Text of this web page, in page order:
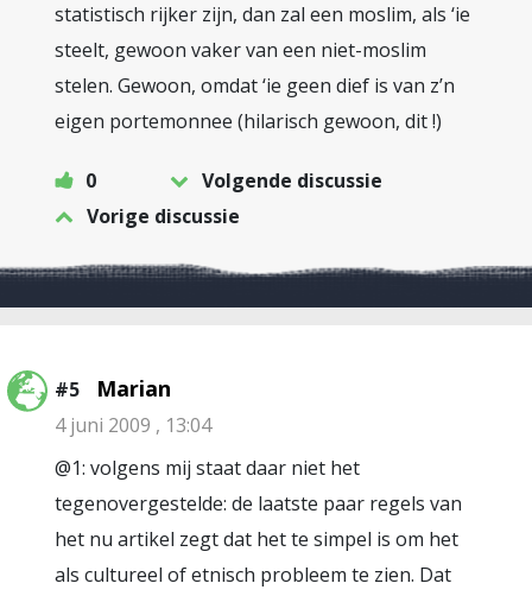
statistisch rijker zijn, dan zal een moslim, als ‘ie
steelt, gewoon vaker van een niet-moslim
stelen. Gewoon, omdat ‘ie geen dief is van z’n
eigen portemonnee (hilarisch gewoon, dit !)
0
Volgende discussie
Vorige discussie
#5 Marian
4 juni 2009 , 13:04
@1: volgens mij staat daar niet het
tegenovergestelde: de laatste paar regels van
het nu artikel zegt dat het te simpel is om het
als cultureel of etnisch probleem te zien. Dat